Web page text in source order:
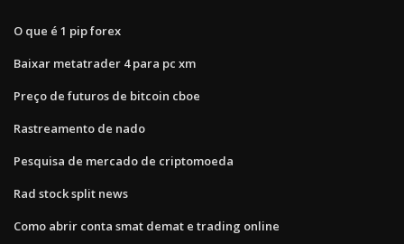
O que é 1 pip forex
Baixar metatrader 4 para pc xm
Preço de futuros de bitcoin cboe
Rastreamento de nado
Pesquisa de mercado de criptomoeda
Rad stock split news
Como abrir conta smat demat e trading online